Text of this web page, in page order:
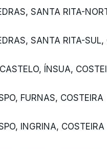
SANTA RITA-
SANTA RITA-SUL,
ÍNSUA,
FURNAS, COSTEIRA
INGRINA, COSTEIRA